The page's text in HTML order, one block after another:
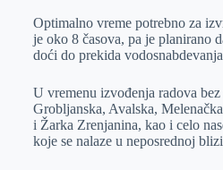
Optimalno vreme potrebno za
je oko 8 časova, pa je planirano
doći do prekida
U vremenu izvođenja radova
Grobljanska, Avalska,
i Žarka Zrenjanina, kao i celo
koje se nalaze u neposrednoj